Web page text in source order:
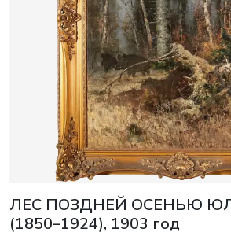
ЛЕС ПОЗДНЕЙ ОСЕНЬЮ
(1850–1924), 1903 год